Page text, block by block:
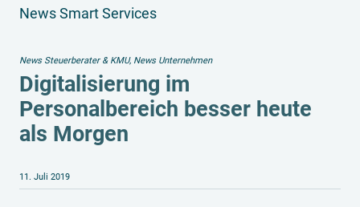
News Smart Services
News Steuerberater & KMU, News Unternehmen
Digitalisierung im
Personalbereich besser heute
als Morgen
11. Juli 2019